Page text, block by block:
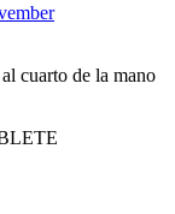
cuarto de la mano